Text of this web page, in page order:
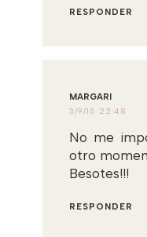
RESPONDER
MARGARI
3/9/15 22:48
No me
otro
Besotes!!!
RESPONDER